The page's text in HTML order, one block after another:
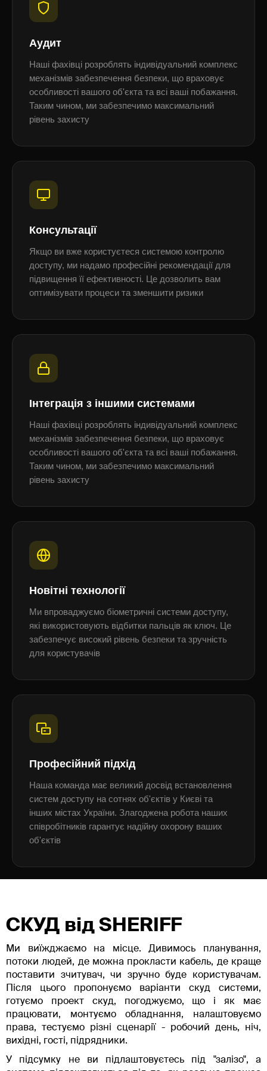
Аудит
Наші фахівці розроблять індивідуальний комплекс
механізмів забезпечення безпеки, що враховує
особливості вашого об'єкта та всі ваші побажання.
Таким чином, ми забезпечимо максимальний
рівень захисту
Консультації
Якщо ви вже користуєтеся системою контролю
доступу, ми надамо професійні рекомендації для
підвищення її ефективності. Це дозволить вам
оптимізувати процеси та зменшити ризики
Інтеграція з іншими системами
Наші фахівці розроблять індивідуальний комплекс
механізмів забезпечення безпеки, що враховує
особливості вашого об'єкта та всі ваші побажання.
Таким чином, ми забезпечимо максимальний
рівень захисту
Новітні технології
Ми впроваджуємо біометричні системи доступу,
які використовують відбитки пальців як ключ. Це
забезпечує високий рівень безпеки та зручність
для користувачів
Професійний підхід
Наша команда має великий досвід встановлення
систем доступу на сотнях об'єктів у Києві та
інших містах України. Злагоджена робота наших
співробітників гарантує надійну охорону ваших
об'єктів
СКУД від SHERIFF
Ми виїжджаємо на місце. Дивимось планування,
потоки людей, де можна прокласти кабель, де краще
поставити зчитувач, чи зручно буде користувачам.
Після цього пропонуємо варіанти скуд системи,
готуємо проект скуд, погоджуємо, що і як має
працювати, монтуємо обладнання, налаштовуємо
права, тестуємо різні сценарії - робочий день, ніч,
вихідні, гості, підрядники.
У підсумку не ви підлаштовуєтесь під "залізо", а